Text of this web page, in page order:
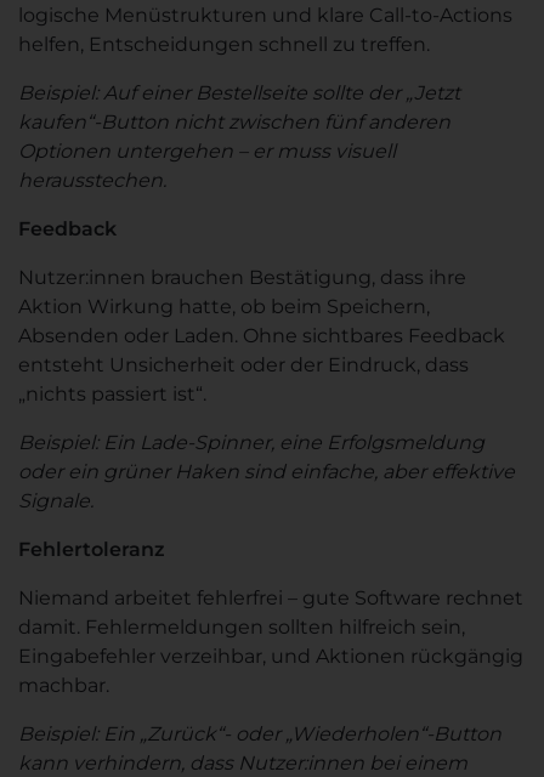
logische Menüstrukturen und klare Call-to-Actions
helfen, Entscheidungen schnell zu treffen.
Beispiel: Auf einer Bestellseite sollte der „Jetzt
kaufen“-Button nicht zwischen fünf anderen
Optionen untergehen – er muss visuell
herausstechen.
Feedback
Nutzer:innen brauchen Bestätigung, dass ihre
Aktion Wirkung hatte, ob beim Speichern,
Absenden oder Laden. Ohne sichtbares Feedback
entsteht Unsicherheit oder der Eindruck, dass
„nichts passiert ist“.
Beispiel: Ein Lade-Spinner, eine Erfolgsmeldung
oder ein grüner Haken sind einfache, aber effektive
Signale.
Fehlertoleranz
Niemand arbeitet fehlerfrei – gute Software rechnet
damit. Fehlermeldungen sollten hilfreich sein,
Eingabefehler verzeihbar, und Aktionen rückgängig
machbar.
Beispiel: Ein „Zurück“- oder „Wiederholen“-Button
kann verhindern, dass Nutzer:innen bei einem